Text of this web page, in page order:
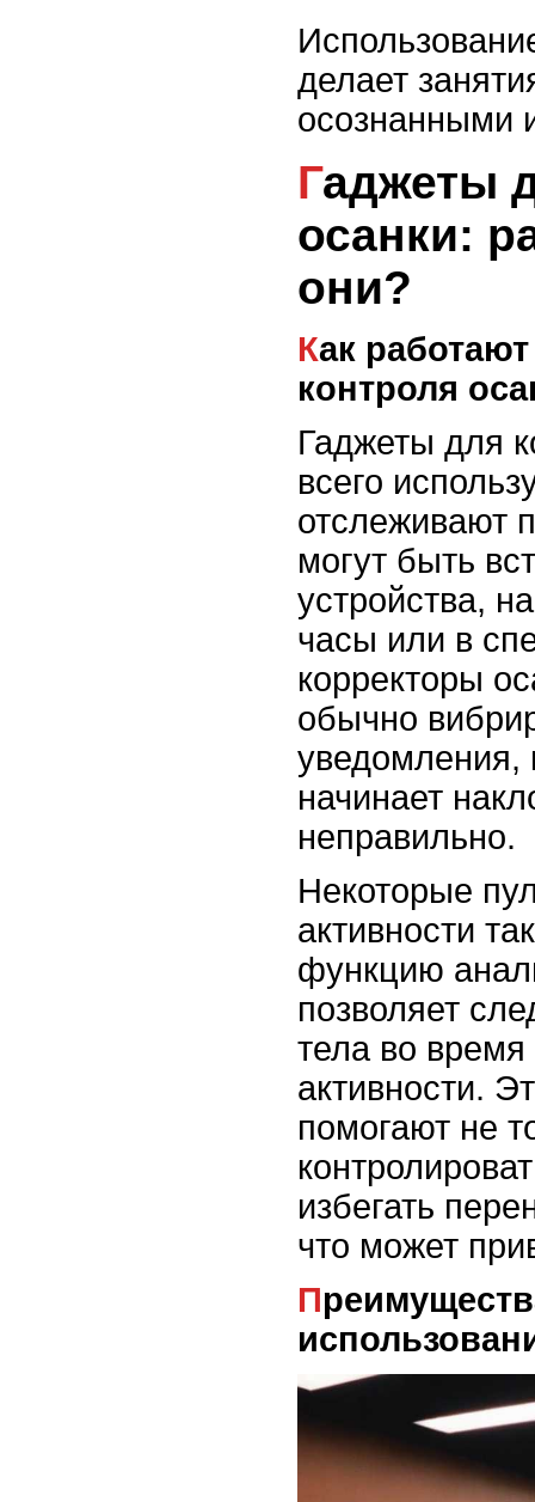
делает
осознанными
Гаджеты для контроля
осанки:
они?
Как работают гаджеты для
контроля
Гаджеты для
всего
отслеживают
могут быть
устройства,
часы или в
корректоры
обычно
уведомления,
начинает
неправильно.
Некоторые
активности
функцию
позволяет
тела во
активности.
помогают не
избегать
что может
Преимущества и недостатки